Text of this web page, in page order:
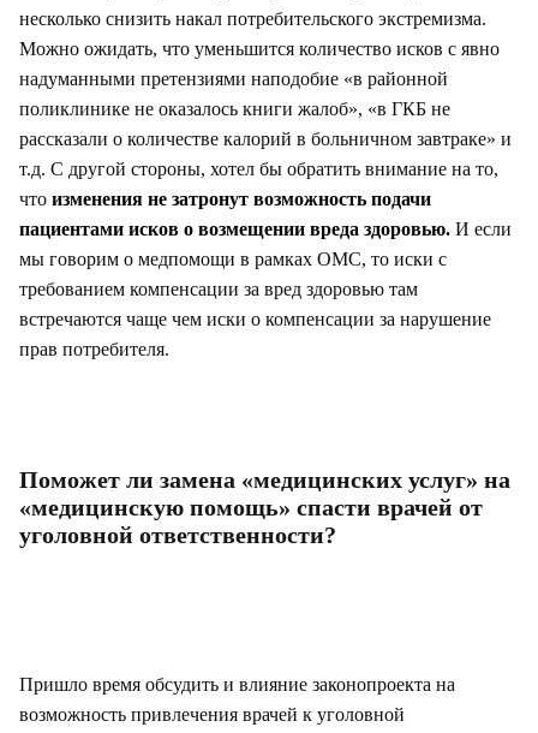
несколько снизить накал потребительского экстремизма.
Можно ожидать, что уменьшится количество исков с явно
надуманными претензиями наподобие «в районной
поликлинике не оказалось книги жалоб», «в ГКБ не
рассказали о количестве калорий в больничном завтраке» и
т.д. С другой стороны, хотел бы обратить внимание на то,
что изменения не затронут возможность подачи
пациентами исков о возмещении вреда здоровью. И если
мы говорим о медпомощи в рамках ОМС, то иски с
требованием компенсации за вред здоровью там
встречаются чаще чем иски о компенсации за нарушение
прав потребителя.
Поможет ли замена «медицинских услуг» на
«медицинскую помощь» спасти врачей от
уголовной ответственности?
Пришло время обсудить и влияние законопроекта на
возможность привлечения врачей к уголовной